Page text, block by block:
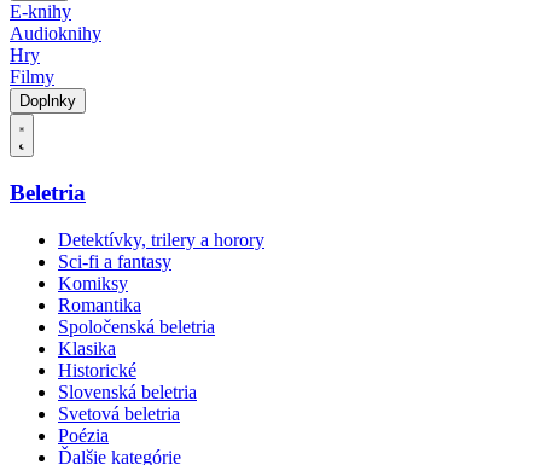
E-knihy
Audioknihy
Hry
Filmy
Doplnky
Beletria
Detektívky, trilery a horory
Sci-fi a fantasy
Komiksy
Romantika
Spoločenská beletria
Klasika
Historické
Slovenská beletria
Svetová beletria
Poézia
Ďalšie kategórie